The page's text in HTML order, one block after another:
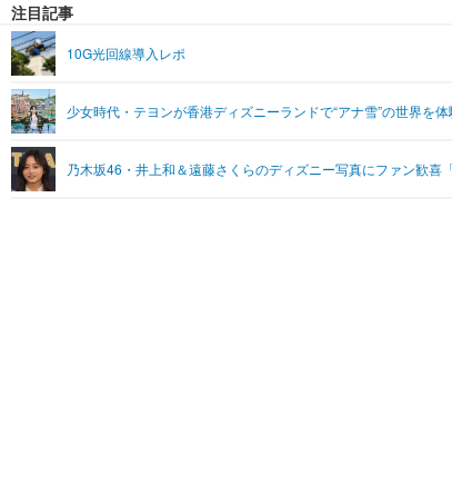
音楽
ライフ
ペット
その他
リリース一覧
プッシュ通知の停止方法
注目記事
10G光回線導入レポ
少女時代・テヨンが香港ディズニーランドで“アナ雪”の世界を
乃木坂46・井上和＆遠藤さくらのディズニー写真にファン歓喜